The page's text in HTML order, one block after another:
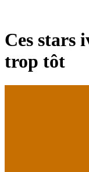
Ces stars
trop tôt